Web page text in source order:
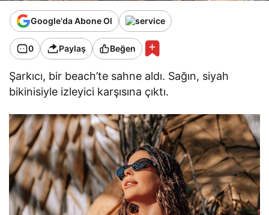
Google'da Abone Ol
0 Paylaş Beğen
Şarkıcı, bir beach’te sahne aldı. Sağın, siyah
bikinisiyle izleyici karşısına çıktı.